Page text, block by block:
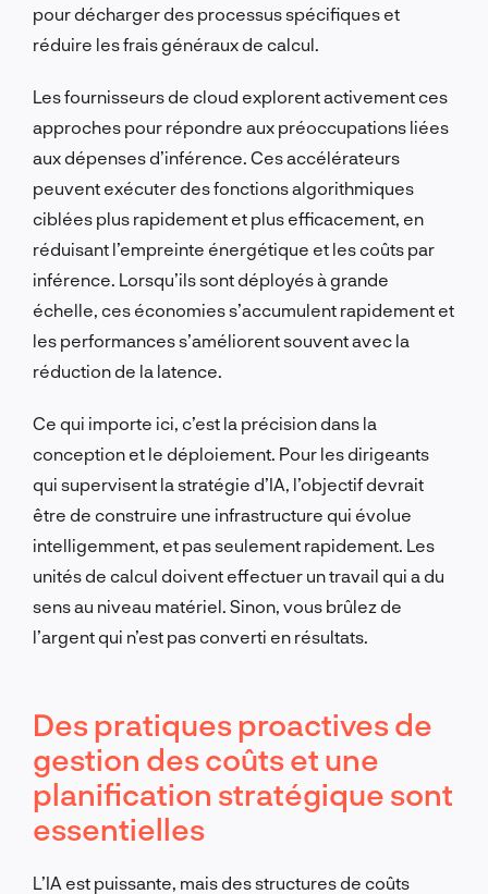
pour décharger des processus spécifiques et
réduire les frais généraux de calcul.
Les fournisseurs de cloud explorent activement ces
approches pour répondre aux préoccupations liées
aux dépenses d’inférence. Ces accélérateurs
peuvent exécuter des fonctions algorithmiques
ciblées plus rapidement et plus efficacement, en
réduisant l’empreinte énergétique et les coûts par
inférence. Lorsqu’ils sont déployés à grande
échelle, ces économies s’accumulent rapidement et
les performances s’améliorent souvent avec la
réduction de la latence.
Ce qui importe ici, c’est la précision dans la
conception et le déploiement. Pour les dirigeants
qui supervisent la stratégie d’IA, l’objectif devrait
être de construire une infrastructure qui évolue
intelligemment, et pas seulement rapidement. Les
unités de calcul doivent effectuer un travail qui a du
sens au niveau matériel. Sinon, vous brûlez de
l’argent qui n’est pas converti en résultats.
Des pratiques proactives de
gestion des coûts et une
planification stratégique sont
essentielles
L’IA est puissante, mais des structures de coûts